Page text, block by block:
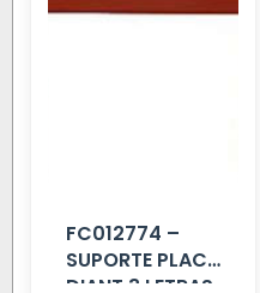
FC012774 –
SUPORTE PLACA
DIANT 3 LETRAS